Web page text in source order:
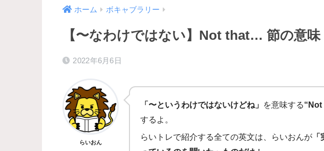
ホーム ボキャブラリー
【〜なわけではない】Not that… 節の意味
2022年6月6日
らいおん
「〜というわけではないけどね」 を意味する
するよ。
らいトレで紹介する全ての英文は、らいおんが